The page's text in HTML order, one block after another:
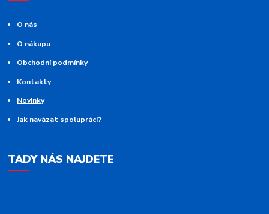
O nás
O nákupu
Obchodní podmínky
Kontakty
Novinky
Jak navázat spolupráci?
TADY NÁS NAJDETE